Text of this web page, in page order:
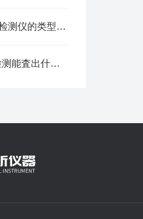
TE-5500G水质重金属检测仪的类型与特点
水质重金属检测仪器检测能査出什么问题